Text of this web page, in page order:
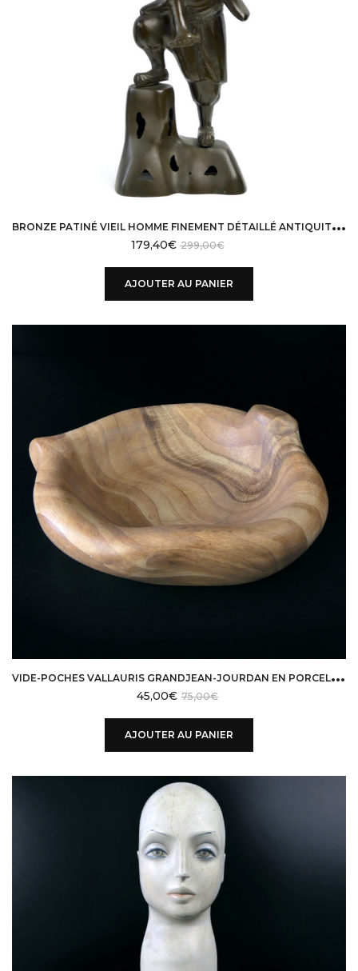
B
RONZE PATINÉ VIEIL HOMME FINEMENT DÉTAILLÉ ANTIQUITÉ INDOCHINE
299,00€
179,40€
AJOUTER AU PANIER
V
IDE-POCHES VALLAURIS GRANDJEAN-JOURDAN EN PORCELAINE FAUX BOIS DÉSIGN 50
75,00€
45,00€
AJOUTER AU PANIER